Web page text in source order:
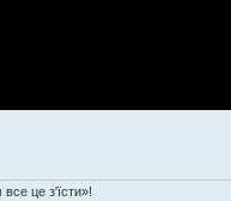
це з'їсти»!